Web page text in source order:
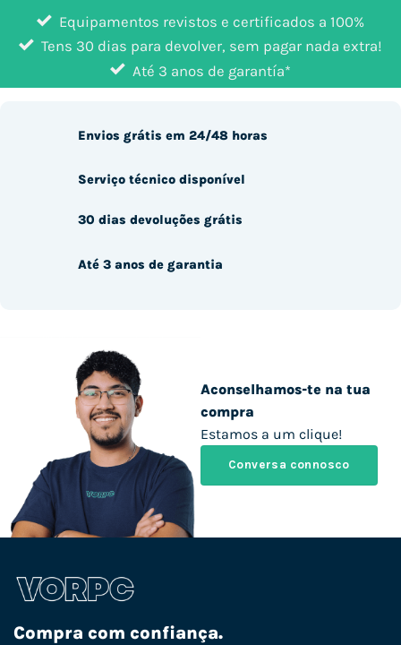
Equipamentos revistos e certificados a 100%
Tens 30 dias para devolver, sem pagar nada extra!
Até 3 anos de garantía*
Aconselhamos-te na tua
compra
Estamos a um clique!
Conversa connosco
Envios grátis em 24/48 horas
Serviço técnico disponível
30 dias devoluções grátis
Até 3 anos de garantia
Compra com confiança.